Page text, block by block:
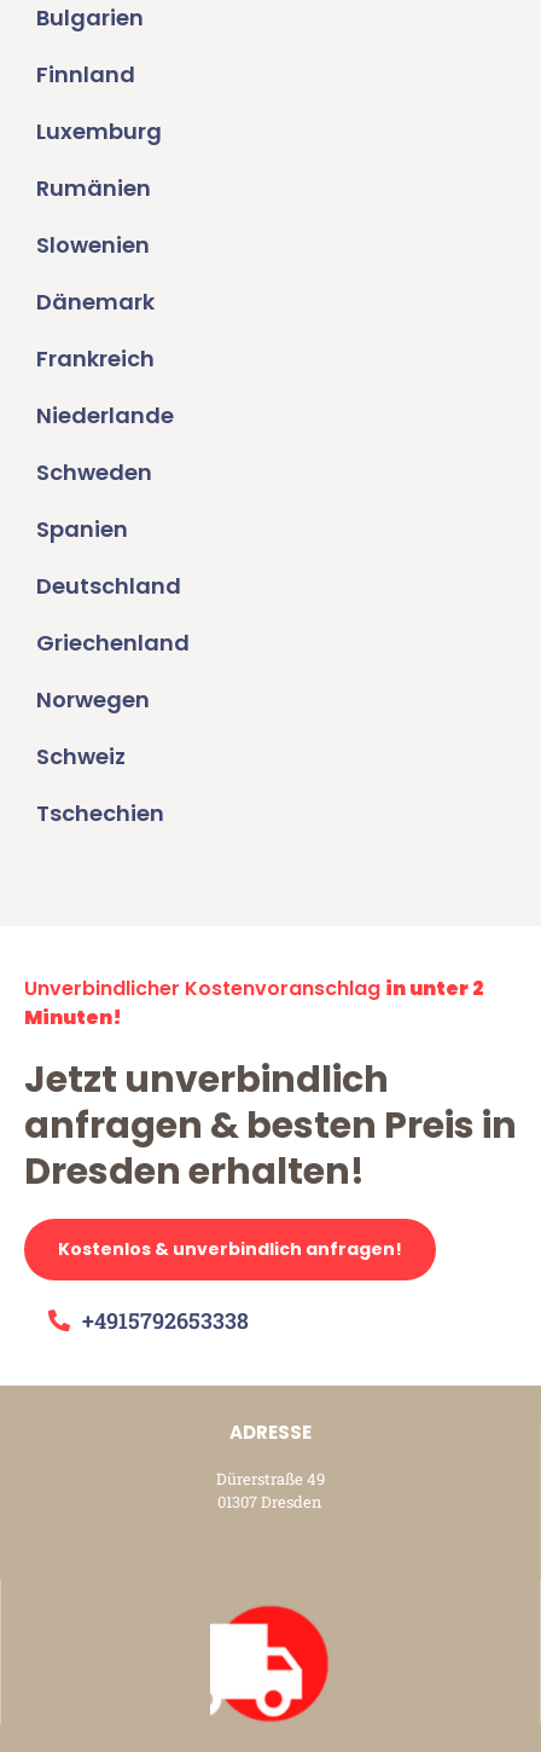
Bulgarien
Finnland
Luxemburg
Rumänien
Slowenien
Dänemark
Frankreich
Niederlande
Schweden
Spanien
Deutschland
Griechenland
Norwegen
Schweiz
Tschechien
Unverbindlicher Kostenvoranschlag in unter 2
Minuten!
Jetzt unverbindlich
anfragen & besten Preis in
Dresden erhalten!
Kostenlos & unverbindlich anfragen!
+4915792653338
ADRESSE
Dürerstraße 49
01307 Dresden